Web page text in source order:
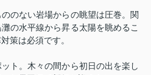
のない岩場からの眺望は圧巻。関
の水平線から昇る太陽を眺めるこ
策は必須です。
ト。木々の間から初日の出を楽し